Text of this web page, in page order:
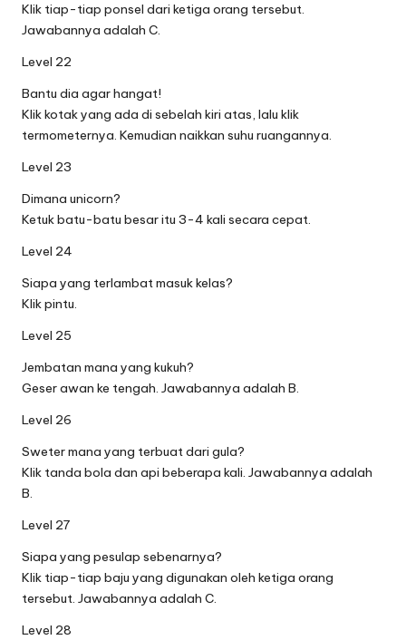
Klik tiap-tiap ponsel dari ketiga orang tersebut.
Jawabannya adalah C.
Level 22
Bantu dia agar hangat!
Klik kotak yang ada di sebelah kiri atas, lalu klik
termometernya. Kemudian naikkan suhu ruangannya.
Level 23
Dimana unicorn?
Ketuk batu-batu besar itu 3-4 kali secara cepat.
Level 24
Siapa yang terlambat masuk kelas?
Klik pintu.
Level 25
Jembatan mana yang kukuh?
Geser awan ke tengah. Jawabannya adalah B.
Level 26
Sweter mana yang terbuat dari gula?
Klik tanda bola dan api beberapa kali. Jawabannya adalah
B.
Level 27
Siapa yang pesulap sebenarnya?
Klik tiap-tiap baju yang digunakan oleh ketiga orang
tersebut. Jawabannya adalah C.
Level 28